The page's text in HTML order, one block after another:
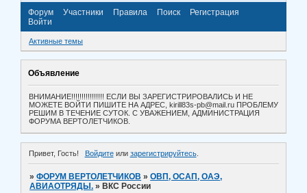
Форум Участники Правила Поиск
Регистрация
Войти
Активные темы
Объявление
ВНИМАНИЕ!!!!!!!!!!!!!!!! ЕСЛИ ВЫ ЗАРЕГИСТРИРОВАЛИСЬ И НЕ
МОЖЕТЕ ВОЙТИ ПИШИТЕ НА АДРЕС, kirill83s-pb@mail.ru ПРОБЛЕМУ
РЕШИМ В ТЕЧЕНИЕ СУТОК. С УВАЖЕНИЕМ, АДМИНИСТРАЦИЯ
ФОРУМА ВЕРТОЛЕТЧИКОВ.
Привет, Гость! Войдитеили зарегистрируйтесь.
»ФОРУМ ВЕРТОЛЕТЧИКОВ »ОВП, ОСАП, ОАЭ,
АВИАОТРЯДЫ. » ВКС России